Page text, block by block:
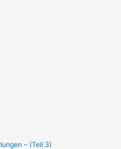
– (Teil 3)